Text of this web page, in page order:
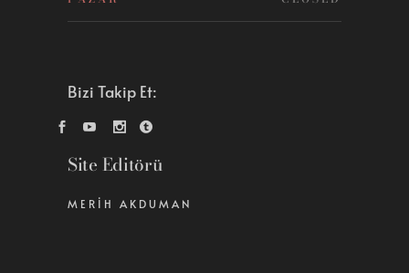
Bizi Takip Et:
Site Editörü
MERIH AKDUMAN